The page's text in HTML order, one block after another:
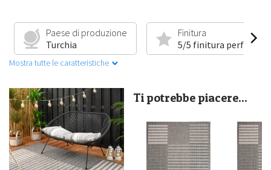
Paese di produzione
Turchia
Finitura
5/5 finitura perfetta
Mostra tutte le caratteristiche
Ti potrebbe piacere...